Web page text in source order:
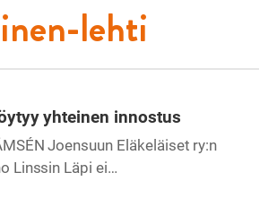
lehti
yhteinen innostus
Joensuun Eläkeläiset ry:n
Linssin Läpi ei…